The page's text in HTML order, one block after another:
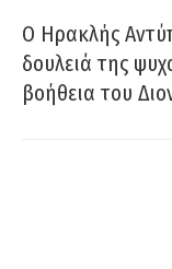
Ο Ηρακλής
δουλειά της
βοήθεια του